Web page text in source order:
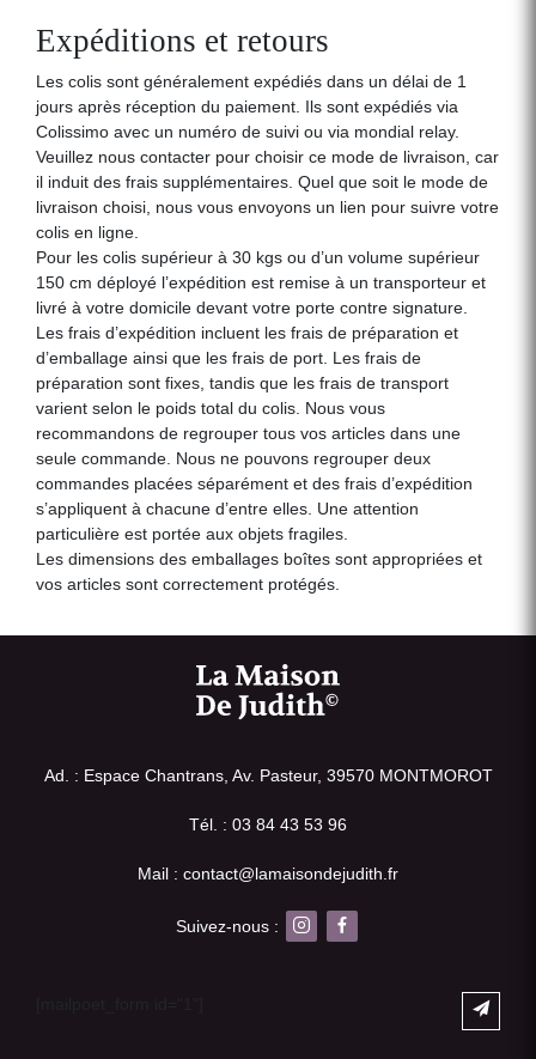
Expéditions et retours
Les colis sont généralement expédiés dans un délai de 1
jours après réception du paiement. Ils sont expédiés via
Colissimo avec un numéro de suivi ou via mondial relay.
Veuillez nous contacter pour choisir ce mode de livraison, car
il induit des frais supplémentaires. Quel que soit le mode de
livraison choisi, nous vous envoyons un lien pour suivre votre
colis en ligne.
Pour les colis supérieur à 30 kgs ou d’un volume supérieur
150 cm déployé l’expédition est remise à un transporteur et
livré à votre domicile devant votre porte contre signature.
Les frais d’expédition incluent les frais de préparation et
d’emballage ainsi que les frais de port. Les frais de
préparation sont fixes, tandis que les frais de transport
varient selon le poids total du colis. Nous vous
recommandons de regrouper tous vos articles dans une
seule commande. Nous ne pouvons regrouper deux
commandes placées séparément et des frais d’expédition
s’appliquent à chacune d’entre elles. Une attention
particulière est portée aux objets fragiles.
Les dimensions des emballages boîtes sont appropriées et
vos articles sont correctement protégés.
Ad. : Espace Chantrans, Av. Pasteur, 39570 MONTMOROT
Tél. : 03 84 43 53 96
Mail : contact@lamaisondejudith.fr
Suivez-nous :